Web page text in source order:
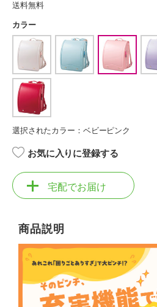
送料無料
カラー
選択されたカラー：ベビーピンク
お気に入りに登録する
宅配でお届け
商品説明